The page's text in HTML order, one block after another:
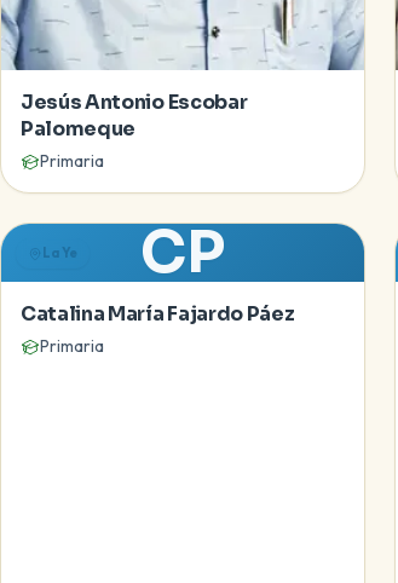
Jesús Antonio Escobar
Palomeque
Primaria
CP
La Ye
Catalina María Fajardo Páez
Primaria